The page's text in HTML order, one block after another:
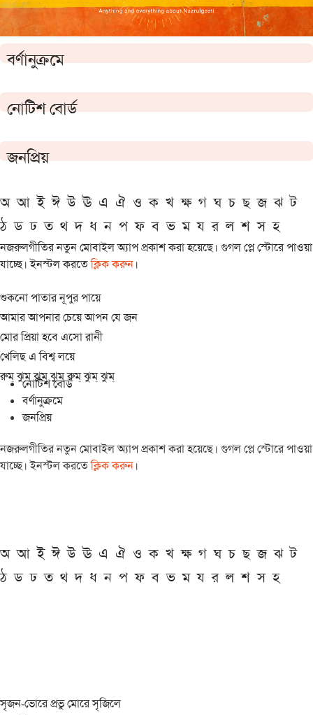
বর্ণানুক্রমে
নোটিশ বোর্ড
জনপ্রিয়
অ আ ই ঈ উ ঊ এ ঐ ও ক খ ক্ষ গ ঘ চ ছ জ ঝ ট
ঠ ড ঢ ত থ দ ধ ন প ফ ব ভ ম য র ল শ স হ
নজরুলগীতির নতুন মোবাইল অ্যাপ প্রকাশ করা হয়েছে। গুগল প্লে স্টোরে পাওয়া
যাচ্ছে। ইনস্টল করতেক্লিক করুন।
শুকনো পাতার নূপুর পায়ে
আমার আপনার চেয়ে আপন যে জন
মোর প্রিয়া হবে এসো রানী
খেলিছ এ বিশ্ব লয়ে
রুম্ ঝুম্ ঝুম্ ঝুম্ রুম্ ঝুম্ ঝুম্
নোটিশ বোর্ড
বর্ণানুক্রমে
জনপ্রিয়
নজরুলগীতির নতুন মোবাইল অ্যাপ প্রকাশ করা হয়েছে। গুগল প্লে স্টোরে পাওয়া
যাচ্ছে। ইনস্টল করতেক্লিক করুন।
অ আ ই ঈ উ ঊ এ ঐ ও ক খ ক্ষ গ ঘ চ ছ জ ঝ ট
ঠ ড ঢ ত থ দ ধ ন প ফ ব ভ ম য র ল শ স হ
সৃজন-ভোরে প্রভু মোরে সৃজিলে